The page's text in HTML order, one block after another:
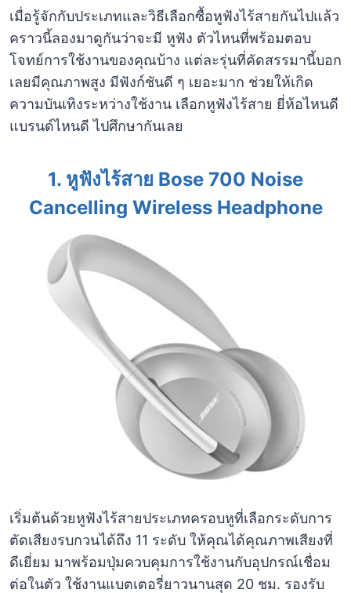
เมื่อรู้จักกับประเภทและวิธีเลือกซื้อหูฟังไร้สายกันไปแล้ว
คราวนี้ลองมาดูกันว่าจะมี หูฟัง ตัวไหนที่พร้อมตอบ
โจทย์การใช้งานของคุณบ้าง แต่ละรุ่นที่คัดสรรมานี้บอก
เลยมีคุณภาพสูง มีฟังก์ชันดี ๆ เยอะมาก ช่วยให้เกิด
ความบันเทิงระหว่างใช้งาน เลือกหูฟังไร้สาย ยี่ห้อไหนดี
แบรนด์ไหนดี ไปศึกษากันเลย
1. หูฟังไร้สาย Bose 700 Noise
Cancelling Wireless Headphone
เริ่มต้นด้วยหูฟังไร้สายประเภทครอบหูที่เลือกระดับการ
ตัดเสียงรบกวนได้ถึง 11 ระดับ ให้คุณได้คุณภาพเสียงที่
ดีเยี่ยม มาพร้อมปุ่มควบคุมการใช้งานกับอุปกรณ์เชื่อม
ต่อในตัว ใช้งานแบตเตอรี่ยาวนานสุด 20 ชม. รองรับ